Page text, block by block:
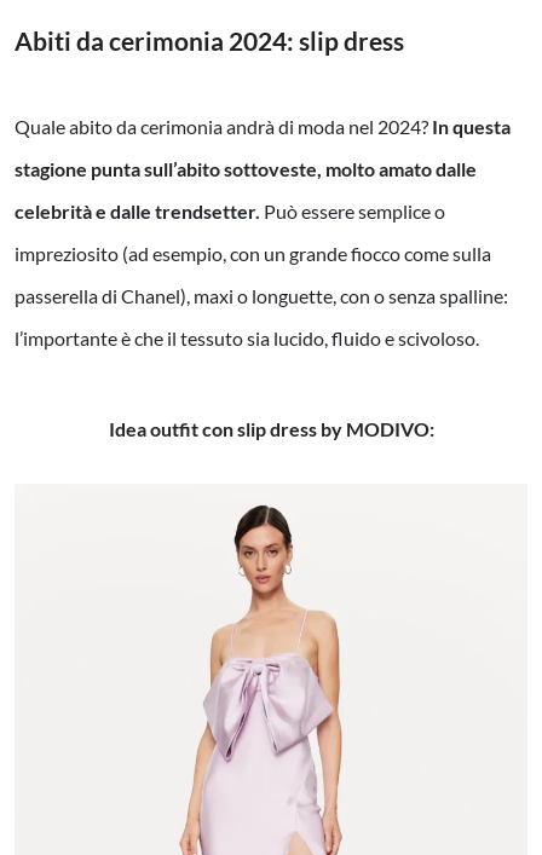
Abiti da cerimonia 2024: slip dress
Quale abito da cerimonia andrà di moda nel 2024? In questa
stagione punta sull’abito sottoveste, molto amato dalle
celebrità e dalle trendsetter. Può essere semplice o
impreziosito (ad esempio, con un grande fiocco come sulla
passerella di Chanel), maxi o longuette, con o senza spalline:
l’importante è che il tessuto sia lucido, fluido e scivoloso.
Idea outfit con slip dress by MODIVO: